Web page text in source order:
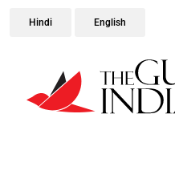
Hindi English